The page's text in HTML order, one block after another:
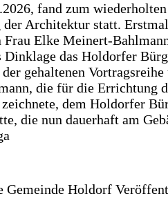
fand zum
der Architektur statt.
Frau Elke Meinert-
das Holdorfer
gehaltenen
die für die Errichtung
dem Holdorfer
die nun dauerhaft am
Gemeinde Holdorf